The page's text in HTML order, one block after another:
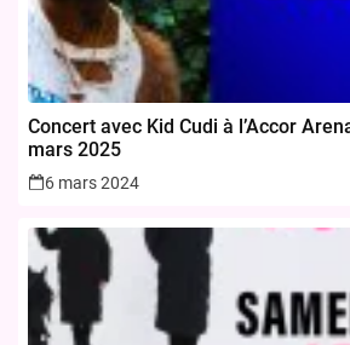
Concert avec Kid Cudi à l’Accor
mars 2025
6 mars 2024